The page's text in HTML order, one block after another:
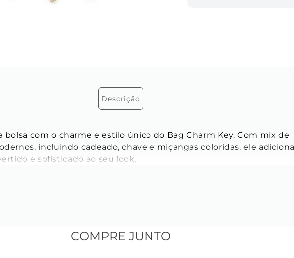
Descrição
bolsa com o charme e estilo único do Bag Charm Key. Com mix de
incluindo cadeado, chave e miçangas coloridas, ele adiciona
e sofisticado ao seu look.
COMPRE JUNTO